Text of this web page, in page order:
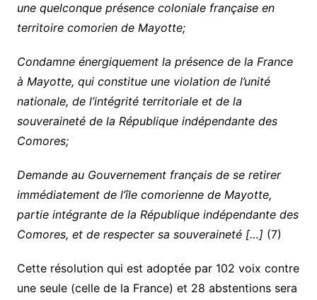
une quelconque présence coloniale française en
territoire comorien de Mayotte;
Condamne énergiquement la présence de la France
à Mayotte, qui constitue une violation de l’unité
nationale, de l’intégrité territoriale et de la
souveraineté de la République indépendante des
Comores;
Demande au Gouvernement français de se retirer
immédiatement de l’île comorienne de Mayotte,
partie intégrante de la République indépendante des
Comores, et de respecter sa souveraineté […] (7)
Cette résolution qui est adoptée par 102 voix contre
une seule (celle de la France) et 28 abstentions sera